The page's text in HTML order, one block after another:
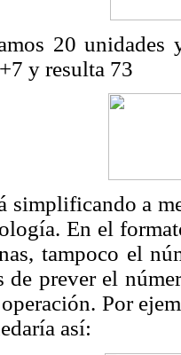
20
y resulta 73
simplificando a
En el
tampoco el
de prever el
Por
así: